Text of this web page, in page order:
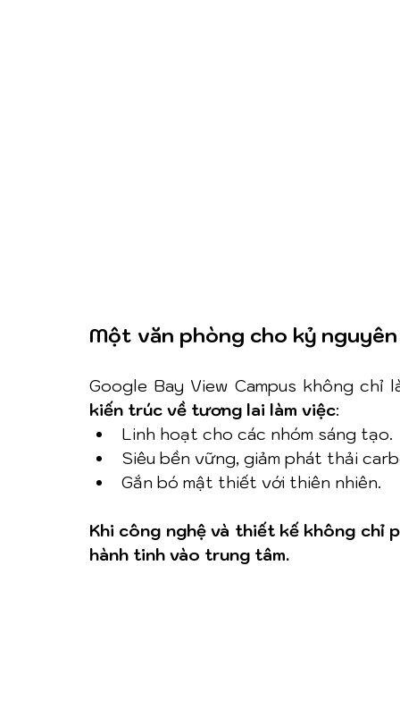
Một văn phòng cho kỷ nguyên
Google Bay View Campus không
kiến trúc về tương lai làm việc:
Linh hoạt cho các nhóm sáng tạo.
Siêu bền vững, giảm phát thải
Gắn bó mật thiết với thiên nhiên.
Khi công nghệ và thiết kế không chỉ
hành tinh vào trung tâm.